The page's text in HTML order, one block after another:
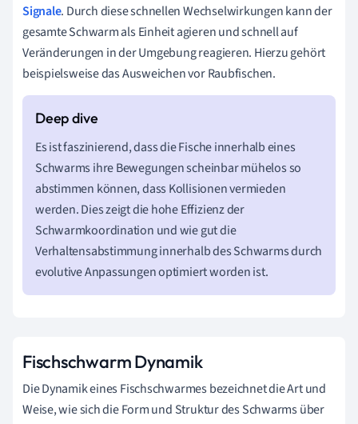
Signale. Durch diese schnellen Wechselwirkungen kann der
gesamte Schwarm als Einheit agieren und schnell auf
Veränderungen in der Umgebung reagieren. Hierzu gehört
beispielsweise das Ausweichen vor Raubfischen.
Es ist faszinierend, dass die Fische innerhalb eines
Schwarms ihre Bewegungen scheinbar mühelos so
abstimmen können, dass Kollisionen vermieden
werden. Dies zeigt die hohe Effizienz der
Schwarmkoordination und wie gut die
Verhaltensabstimmung innerhalb des Schwarms durch
evolutive Anpassungen optimiert worden ist.
Fischschwarm Dynamik
Die Dynamik eines Fischschwarmes bezeichnet die Art und
Weise, wie sich die Form und Struktur des Schwarms über